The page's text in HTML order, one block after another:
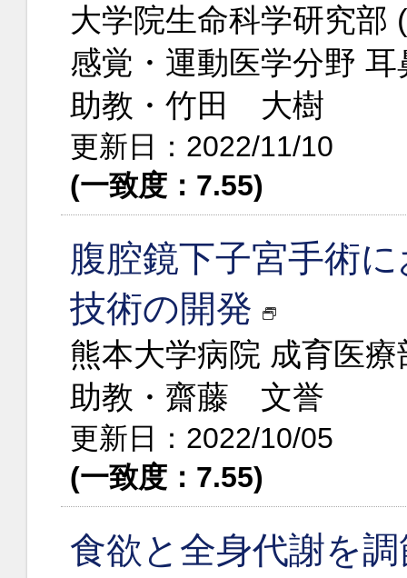
大学院生命科学研究
感覚・運動医学分野
助教・竹田 大樹
更新日：2022/11/10
(一致度：7.55)
腹腔鏡下子宮手術
技術の開発
熊本大学病院 成育医
助教・齋藤 文誉
更新日：2022/10/05
(一致度：7.55)
食欲と全身代謝を